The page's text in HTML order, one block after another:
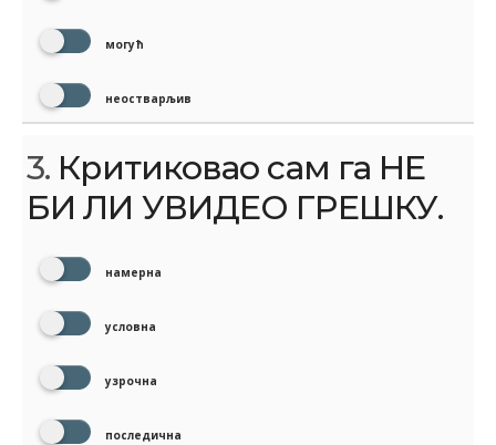
могућ
неостварљив
3. Критиковао сам га НЕ
БИ ЛИ УВИДЕО ГРЕШКУ.
намерна
условна
узрочна
последична